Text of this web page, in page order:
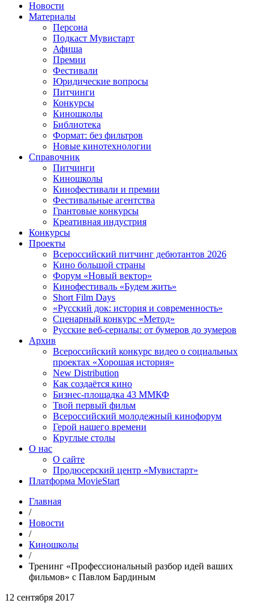
Новости
Материалы
Персона
Подкаст Мувистарт
Афиша
Премии
Фестивали
Юридические вопросы
Питчинги
Конкурсы
Киношколы
Библиотека
Формат: без фильтров
Новые кинотехнологии
Справочник
Питчинги
Киношколы
Кинофестивали и премии
Фестивальные агентства
Грантовые конкурсы
Креативная индустрия
Конкурсы
Проекты
Всероссийский питчинг дебютантов 2026
Кино большой страны
Форум «Новый вектор»
Кинофестиваль «Будем жить»
Short Film Days
«Русский док: история и современность»
Сценарный конкурс «Метод»
Русские веб-сериалы: от бумеров до зумеров
Архив
Всероссийский конкурс видео о социальных
проектах «Хорошая история»
New Distribution
Как создаётся кино
Бизнес-площадка 43 ММКФ
Твой первый фильм
Всероссийский молодежный кинофорум
Герой нашего времени
Круглые столы
О нас
О сайте
Продюсерский центр «Мувистарт»
Платформа MovieStart
Главная
/
Новости
/
Киношколы
/
Тренинг «Профессиональный разбор идей ваших
фильмов» с Павлом Бардиным
12 сентября 2017